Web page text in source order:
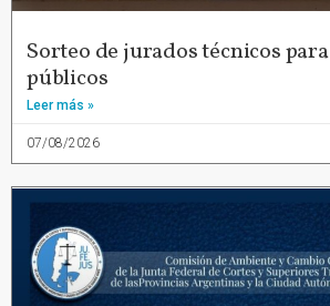
Sorteo de jurados técnicos
públicos
Leer más »
07/08/2026